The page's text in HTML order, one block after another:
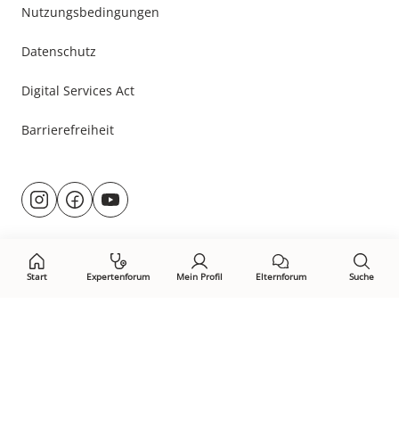
Start Expertenforum Mein Profil Elternforum Suche
Nutzungsbedingungen
Datenschutz
Digital Services Act
Barrierefreiheit
Besuche
uns@rund.ums.baby
facebook.com/rundumsbaby.de
youtube.com/@rundumsbaby_